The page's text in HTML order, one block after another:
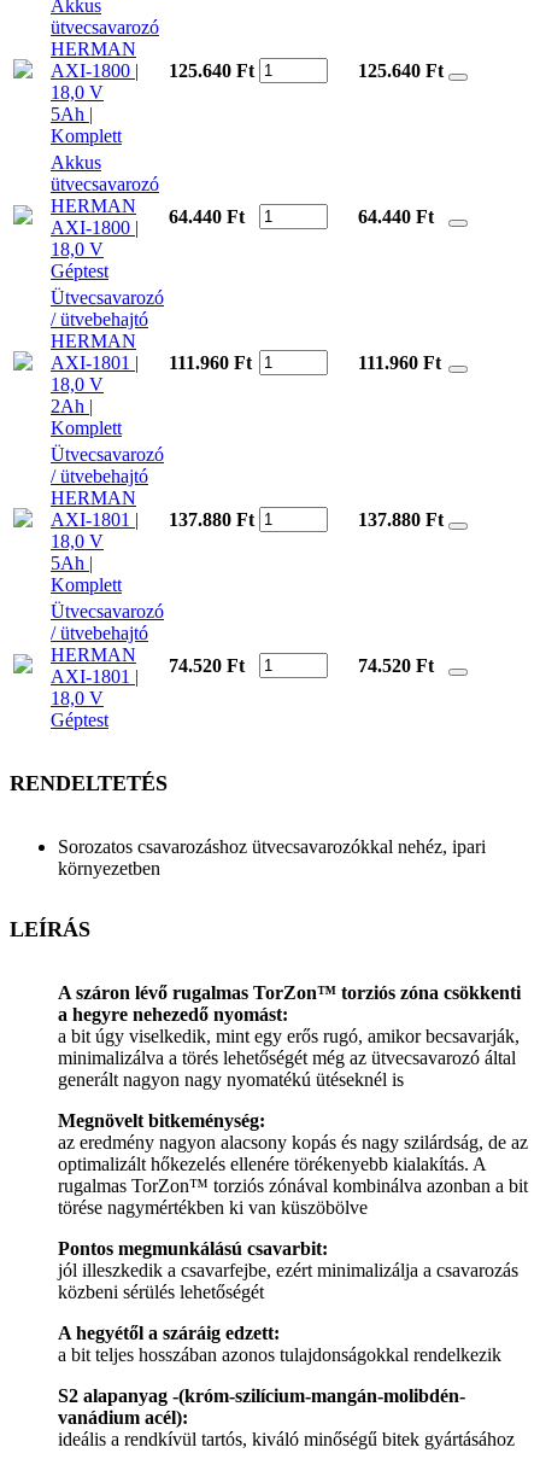
Akkus
ütvecsavarozó
HERMAN
AXI-1800 |
18,0 V
5Ah |
Komplett
125.640 Ft 125.640 Ft
Akkus
ütvecsavarozó
HERMAN
AXI-1800 |
18,0 V
Géptest
64.440 Ft 64.440 Ft
Ütvecsavarozó
/ ütvebehajtó
HERMAN
AXI-1801 |
18,0 V
2Ah |
Komplett
111.960 Ft 111.960 Ft
Ütvecsavarozó
/ ütvebehajtó
HERMAN
AXI-1801 |
18,0 V
5Ah |
Komplett
137.880 Ft 137.880 Ft
Ütvecsavarozó
/ ütvebehajtó
HERMAN
AXI-1801 |
18,0 V
Géptest
74.520 Ft 74.520 Ft
RENDELTETÉS
Sorozatos csavarozáshoz ütvecsavarozókkal nehéz, ipari
környezetben
LEÍRÁS
A száron lévő rugalmas TorZon™ torziós zóna csökkenti
a hegyre nehezedő nyomást:
a bit úgy viselkedik, mint egy erős rugó, amikor becsavarják,
minimalizálva a törés lehetőségét még az ütvecsavarozó által
generált nagyon nagy nyomatékú ütéseknél is
Megnövelt bitkeménység:
az eredmény nagyon alacsony kopás és nagy szilárdság, de az
optimalizált hőkezelés ellenére törékenyebb kialakítás. A
rugalmas TorZon™ torziós zónával kombinálva azonban a bit
törése nagymértékben ki van küszöbölve
Pontos megmunkálású csavarbit:
jól illeszkedik a csavarfejbe, ezért minimalizálja a csavarozás
közbeni sérülés lehetőségét
A hegyétől a száráig edzett:
a bit teljes hosszában azonos tulajdonságokkal rendelkezik
S2 alapanyag -(króm-szilícium-mangán-molibdén-
vanádium acél):
ideális a rendkívül tartós, kiváló minőségű bitek gyártásához